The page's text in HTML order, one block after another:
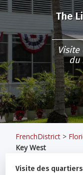
The
Visite
du
FrenchDistrict >
Key West
Visite des quartiers